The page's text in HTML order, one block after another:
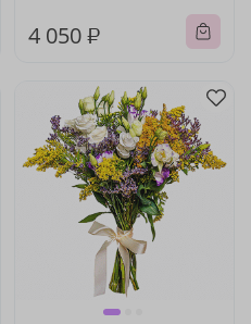
4 050 ₽